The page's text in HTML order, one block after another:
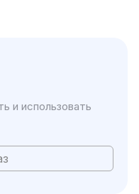
и использовать